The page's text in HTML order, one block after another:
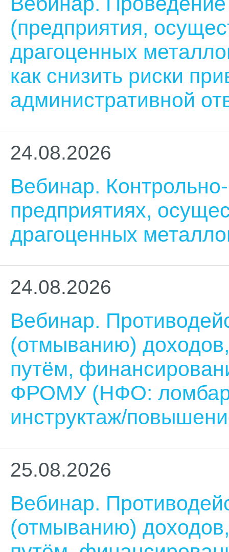
(предприятия,
драгоценных
как снизить риски
административной
24.08.2026
Вебинар.
предприятиях,
драгоценных
24.08.2026
Вебинар.
(отмыванию)
путём,
ФРОМУ (НФО:
инструктаж/
25.08.2026
Вебинар.
(отмыванию)